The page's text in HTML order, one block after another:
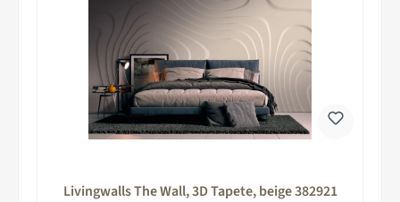
Livingwalls The Wall, 3D Tapete, beige 382921